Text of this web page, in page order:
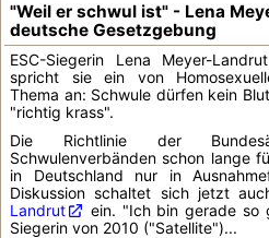
"Weil er schwul ist" - Lena
deutsche Gesetzgebung
ESC-Siegerin Lena Meyer-
spricht sie ein von
Thema an: Schwule dürfen kein
"richtig krass".
Die Richtlinie der
Schwulenverbänden schon lange
in Deutschland nur in
Diskussion schaltet sich jetzt
Landrut
ein. "Ich bin gerade so
Siegerin von 2010 ("Satellite")...